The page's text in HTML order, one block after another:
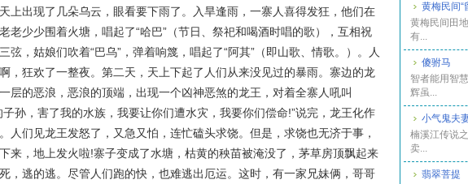
上出现了几朵乌云，眼看要下雨了。入旱逢雨，一寨人喜得发狂，他们在
老少少围着火塘，唱起了“哈巴”（节日、祭祀和喝酒时唱的歌），互相祝
弦，姑娘们吹着“巴乌”，弹着响篾，唱起了“阿其”（即山歌、情歌。）。人
，狂欢了一整夜。第二天，天上下起了人们从来没见过的暴雨。寨边的龙
层的恶浪，恶浪的顶端，出现一个凶神恶煞的龙王，对着全寨人吼叫
子孙，害了我的水族，我要让你们遭水灾，我要你们偿命!”说完，龙王化作
人们见龙王发怒了，又急又怕，连忙磕头求饶。但是，求饶也无济于事，
来，地上发火啦!寨子变成了水塘，枯黄的秧苗被淹没了，茅草房顶飘起来
，逃的逃。尽管人们跑的快，也难逃出厄运。这时，有一家兄妹俩，哥哥
黄梅民间“
黄梅民间田
有...
傻驸马
智者能用智
辉虽...
小气鬼夫
楠溪江传说
卖...
翡翠菩提